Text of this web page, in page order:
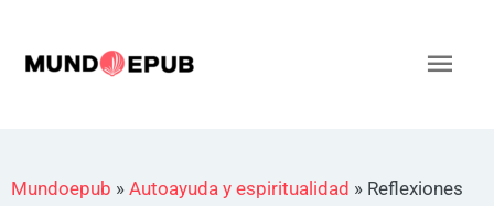
contenido
Mundoepub » Autoayuda y espiritualidad » Reflexiones